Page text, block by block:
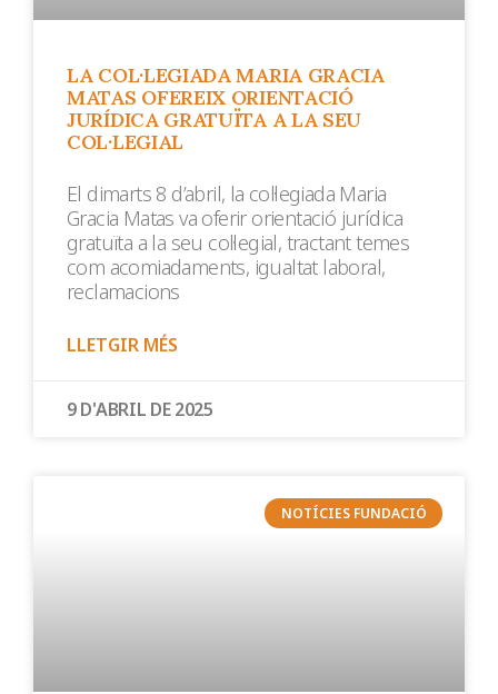
LA COL·LEGIADA MARIA GRACIA
MATAS OFEREIX ORIENTACIÓ
JURÍDICA GRATUÏTA A LA SEU
COL·LEGIAL
El dimarts 8 d’abril, la col·legiada Maria
Gracia Matas va oferir orientació jurídica
gratuïta a la seu col·legial, tractant temes
com acomiadaments, igualtat laboral,
reclamacions
LLETGIR MÉS
9 D'ABRIL DE 2025
NOTÍCIES FUNDACIÓ